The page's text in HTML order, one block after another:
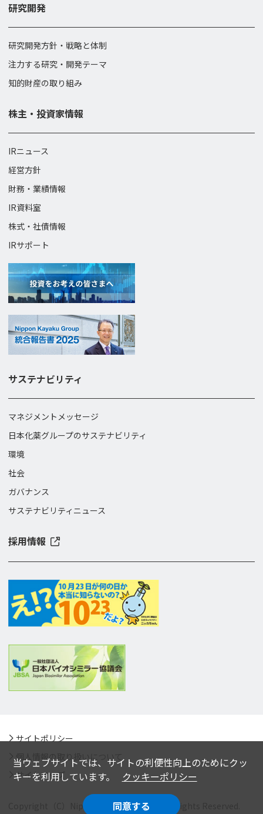
当ウェブサイトでは、サイトの利便性向上のためにクッ
キーを利用しています。
クッキーポリシー
同意する
研究開発
研究開発方針・戦略と体制
注力する研究・開発テーマ
知的財産の取り組み
株主・投資家情報
IRニュース
経営方針
財務・業績情報
IR資料室
株式・社債情報
IRサポート
サステナビリティ
マネジメントメッセージ
日本化薬グループのサステナビリティ
環境
社会
ガバナンス
サステナビリティニュース
採用情報
サイトポリシー
個人情報の取り扱いについて
サイトマップ
Copyright（C）Nippon Kayaku Co.,Ltd. All Rights Reserved.